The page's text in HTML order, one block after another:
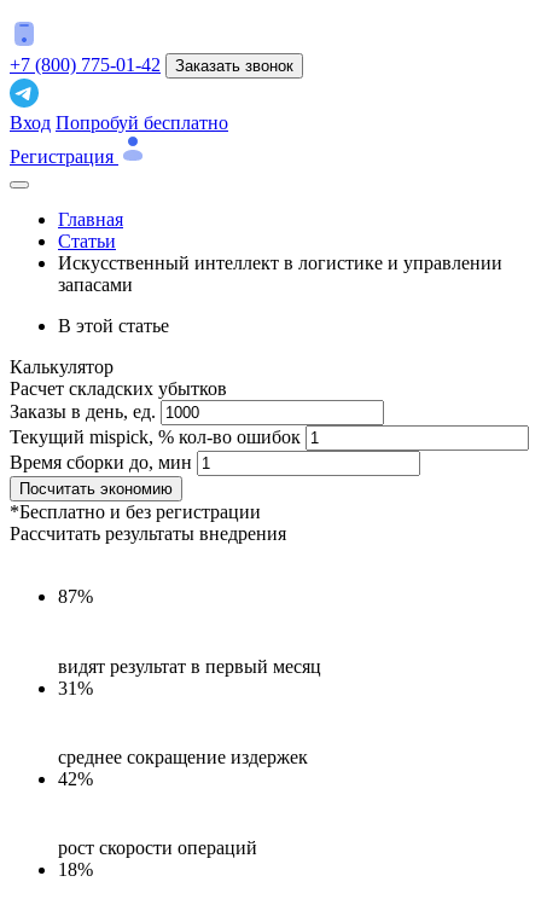
+7 (800) 775-01-42 Заказать звонок
Вход Попробуй бесплатно
Регистрация
Главная
Статьи
Искусственный интеллект в логистике и управлении
запасами
В этой статье
Калькулятор
Расчет складских убытков
Заказы в день, ед.
Текущий mispick, % кол-во ошибок
Время сборки до, мин
Посчитать экономию
*Бесплатно и без регистрации
Рассчитать результаты внедрения
87%
видят результат в первый месяц
31%
среднее сокращение издержек
42%
рост скорости операций
18%